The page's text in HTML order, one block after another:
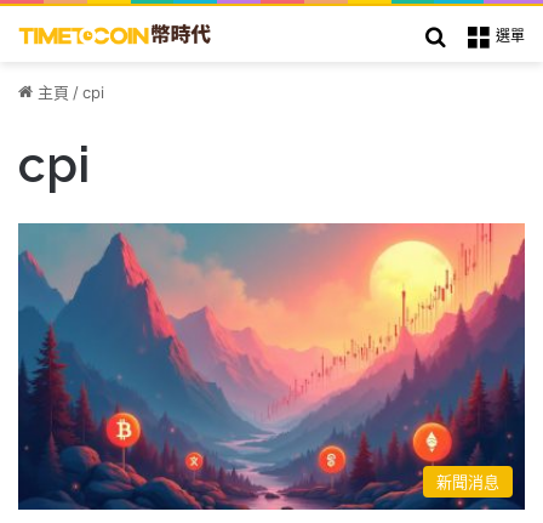
選單
搜索
主頁 /cpi
cpi
新聞消息